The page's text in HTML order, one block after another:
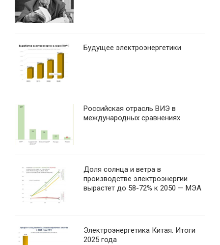
Будущее электроэнергетики
Российская отрасль ВИЭ в
международных сравнениях
Доля солнца и ветра в
производстве электроэнергии
вырастет до 58-72% к 2050 — МЭА
Электроэнергетика Китая. Итоги
2025 года